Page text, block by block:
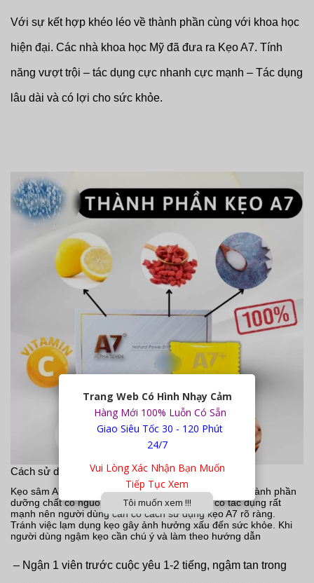
Với sự kết hợp khéo léo về thành phần cùng với khoa học
hiện đại. Các nhà khoa học Mỹ đã đưa ra Kẹo A7. Tính
năng vượt trội – tác dụng cực nhanh cực mạnh – Tác dụng
lâu dài và có lợi cho sức khỏe.
Cách sử dụng Kẹo A7 Alpha Seven
Kẹo sâm A7 chính hãng là thực phẩm chức năng với thành phần
dưỡng chất có nguồn gốc từ thiên nhiên. Kẹo có tác dụng rất
mạnh nên người dùng cần có cách sử dụng kẹo A7 rõ ràng.
Tránh việc lạm dụng kẹo gây ảnh hưởng xấu đến sức khỏe. Khi
người dùng ngậm kẹo cần chú ý và làm theo hướng dẫn
– Ngận 1 viên trước cuộc yêu 1-2 tiếng, ngậm tan trong
Trang Web Có Hình Nhạy Cảm
Hàng Mới 100% Luỗn Có Sẵn
Giao Siêu Tốc 30 - 120 Phút
24/7
Vui Lòng Xác Nhận Bạn Muốn
Tiếp Tục Xem
Tôi muốn xem !!!